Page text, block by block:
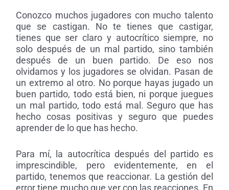
Conozco muchos jugadores con mucho talento
que se castigan. No te tienes que castigar,
tienes que ser claro y autocrítico siempre, no
solo después de un mal partido, sino también
después de un buen partido. De eso nos
olvidamos y los jugadores se olvidan. Pasan de
un extremo al otro. No porque hayas jugado un
buen partido, todo está bien, ni porque juegues
un mal partido, todo está mal. Seguro que has
hecho cosas positivas y seguro que puedes
aprender de lo que has hecho.
Para mí, la autocrítica después del partido es
imprescindible, pero evidentemente, en el
partido, tenemos que reaccionar. La gestión del
error tiene mucho que ver con las reacciones. En